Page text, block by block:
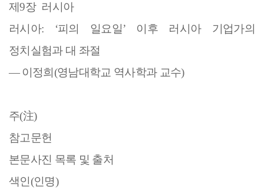
제9장 러시아
러시아: ‘피의 일요일’ 이후 러시아 기업가의
정치실험과 대 좌절
― 이정희 (영남대학교 역사학과 교수)
주(注)
참고문헌
본문사진 목록 및 출처
색인(인명)